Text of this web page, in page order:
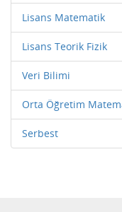
Lisans Matematik
Lisans Teorik Fizik
Veri Bilimi
Orta Öğretim
Serbest